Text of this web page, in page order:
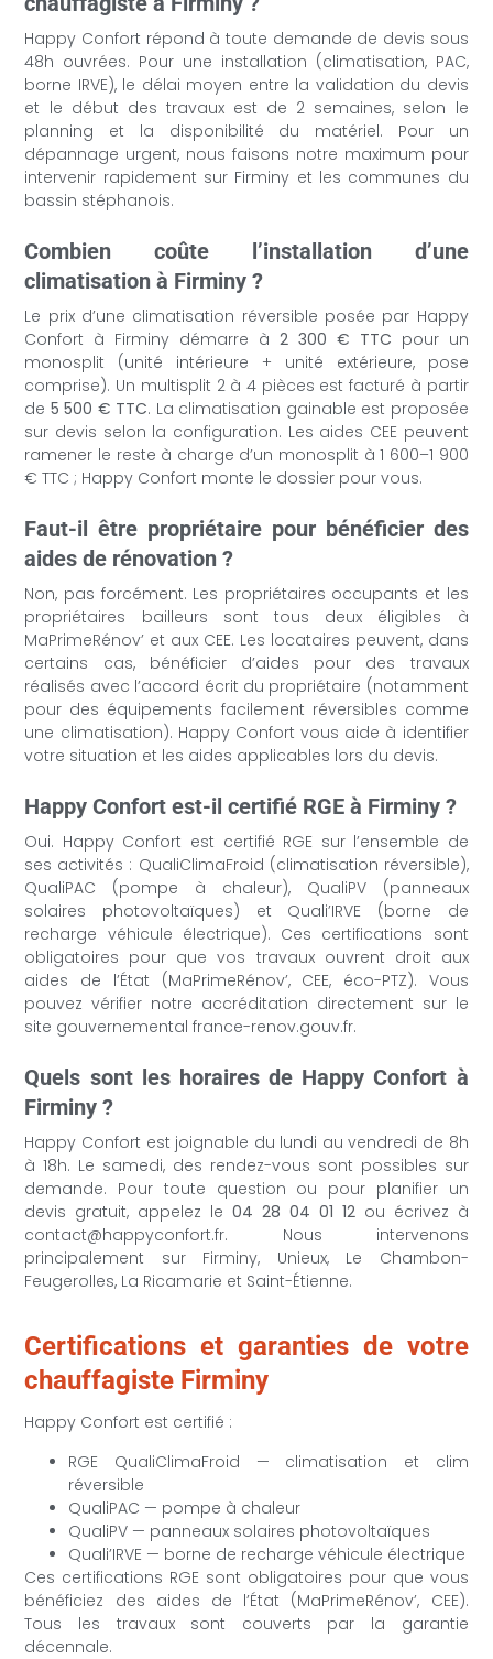
Happy Confort répond à toute demande de devis sous
48h ouvrées. Pour une installation (climatisation, PAC,
borne IRVE), le délai moyen entre la validation du devis
et le début des travaux est de 2 semaines, selon le
planning et la disponibilité du matériel. Pour un
dépannage urgent, nous faisons notre maximum pour
intervenir rapidement sur Firminy et les communes du
bassin stéphanois.
Combien coûte l’installation d’une
climatisation à Firminy ?
Le prix d’une climatisation réversible posée par Happy
Confort à Firminy démarre à 2 300 € TTC pour un
monosplit (unité intérieure + unité extérieure, pose
comprise). Un multisplit 2 à 4 pièces est facturé à partir
de 5 500 € TTC. La climatisation gainable est proposée
sur devis selon la configuration. Les aides CEE peuvent
ramener le reste à charge d’un monosplit à 1 600–1 900
€ TTC ; Happy Confort monte le dossier pour vous.
Faut-il être propriétaire pour bénéficier des
aides de rénovation ?
Non, pas forcément. Les propriétaires occupants et les
propriétaires bailleurs sont tous deux éligibles à
MaPrimeRénov’ et aux CEE. Les locataires peuvent, dans
certains cas, bénéficier d’aides pour des travaux
réalisés avec l’accord écrit du propriétaire (notamment
pour des équipements facilement réversibles comme
une climatisation). Happy Confort vous aide à identifier
votre situation et les aides applicables lors du devis.
Happy Confort est-il certifié RGE à Firminy ?
Oui. Happy Confort est certifié RGE sur l’ensemble de
ses activités : QualiClimaFroid (climatisation réversible),
QualiPAC (pompe à chaleur), QualiPV (panneaux
solaires photovoltaïques) et Quali’IRVE (borne de
recharge véhicule électrique). Ces certifications sont
obligatoires pour que vos travaux ouvrent droit aux
aides de l’État (MaPrimeRénov’, CEE, éco-PTZ). Vous
pouvez vérifier notre accréditation directement sur le
site gouvernemental france-renov.gouv.fr.
Quels sont les horaires de Happy Confort à
Firminy ?
Happy Confort est joignable du lundi au vendredi de 8h
à 18h. Le samedi, des rendez-vous sont possibles sur
demande. Pour toute question ou pour planifier un
devis gratuit, appelez le04 28 04 01 12ou écrivez à
contact@happyconfort.fr. Nous intervenons
principalement sur Firminy, Unieux, Le Chambon-
Feugerolles, La Ricamarie et Saint-Étienne.
Certifications et garanties de votre
chauffagiste Firminy
Happy Confort est certifié :
RGE QualiClimaFroid — climatisation et clim
réversible
QualiPAC — pompe à chaleur
QualiPV — panneaux solaires photovoltaïques
Quali’IRVE — borne de recharge véhicule électrique
Ces certifications RGE sont obligatoires pour que vous
bénéficiez des aides de l’État (MaPrimeRénov’, CEE).
Tous les travaux sont couverts par la garantie
décennale.